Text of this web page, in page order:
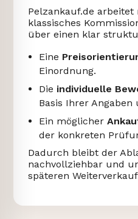
Pelzankauf.de
klassisches
über einen klar
Eine
Einordnung.
Die individuelle
Basis Ihrer Angaben
Ein möglicher
der konkreten
Dadurch bleibt der
nachvollziehbar und
späteren